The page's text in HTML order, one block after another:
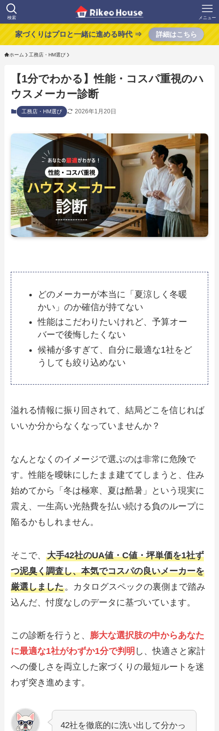
検索 メニュー
家づくりはプロと一緒に進める時代 ⇒ 詳細はこちら
ホーム 工務店・HM選び
【1分でわかる】性能・コスパ重視のハ
ウスメーカー診断
工務店・HM選び 2026年1月20日
どのメーカーが本当に「夏涼しく冬暖
かい」のか確信が持てない
性能はこだわりたいけれど、予算オー
バーで後悔したくない
候補が多すぎて、自分に最適な1社をど
うしても絞り込めない
溢れる情報に振り回されて、結局どこを信じれば
いいか分からなくなっていませんか？
なんとなくのイメージで選ぶのは非常に危険で
す。性能を曖昧にしたまま建ててしまうと、住み
始めてから「冬は極寒、夏は酷暑」という現実に
震え、一生高い光熱費を払い続ける負のループに
陥るかもしれません。
そこで、大手42社のUA値・C値・坪単価を1社ず
つ泥臭く調査し、本気でコスパの良いメーカーを
厳選しました。カタログスペックの裏側まで踏み
込んだ、忖度なしのデータに基づいています。
この診断を行うと、 膨大な選択肢の中からあなた
に最適な1社がわずか1分で判明 し、快適さと家計
への優しさを両立した家づくりの最短ルートを迷
わず突き進めます。
42社を徹底的に洗い出して分かっ